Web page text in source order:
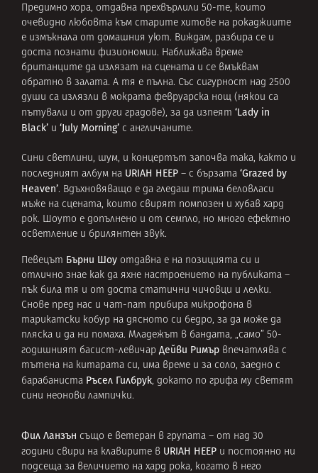
Предимно хора, отдавна прехвърлили 50-те, които
очевидно любовта към старите хитове на рокаджиите
е измъкнала от домашния уют. Виждам, разбира се и
доста познати физиономии. Наближава време
британците да излязат на сцената и се вмъквам
обратно в залата. А тя е пълна. Със сигурност над 2500
души са излязли в мократа февруарска нощ (някои са
пътували и от други градове), за да изпеят ‘Lady in
Black’ и ‘July Morning’ с англичаните.
Сини светлини, шум, и концертът започва така, както и
последният албум на URIAH HEEP – с бързата ‘Grazed by
Heaven’. Вдъхновяващо е да гледаш трима беловласи
мъже на сцената, които свирят помпозен и хубав хард
рок. Шоуто е допълнено и от семпло, но много ефектно
осветление и брилянтен звук.
Певецът Бърни Шоу отдавна е на позицията си и
отлично знае как да яхне настроението на публиката –
пък била тя и от доста статични чичовци и лелки.
Снове пред нас и чат-пат прибира микрофона в
тарикатски кобур на дясното си бедро, за да може да
пляска и да ни помаха. Младежът в бандата, „само” 50-
годишният басист-левичар Дейви Римър впечатлява с
тътена на китарата си, има време и за соло, заедно с
барабаниста Ръсел Гилбрук, докато по грифа му светят
сини неонови лампички.
Фил Ланзън също е ветеран в групата – от над 30
години свири на клавирите в URIAH HEEP и постоянно ни
подсеща за величието на хард рока, когато в него